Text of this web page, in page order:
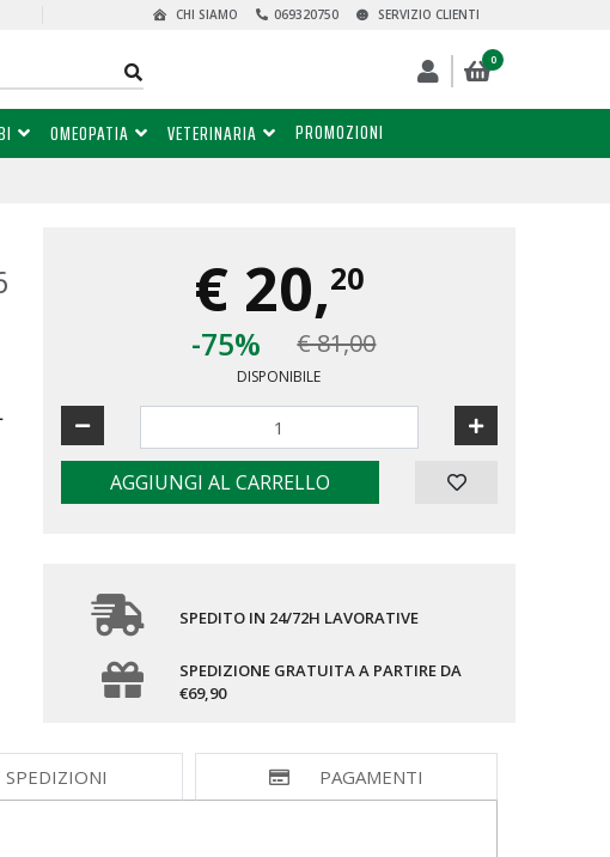
SERVIZIO CLIENTI
069320750
CHI SIAMO
0
OMEOPATIA VETERINARIA PROMOZIONI
€ 20,20
-75%
€ 81,00
DISPONIBILE
AGGIUNGI AL CARRELLO
SPEDITO IN 24/72H LAVORATIVE
SPEDIZIONE GRATUITA A PARTIRE DA
€69,90
SPEDIZIONI PAGAMENTI